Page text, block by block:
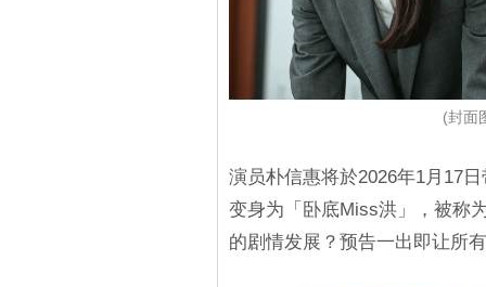
(封面
演员朴信惠将於2026年1月17
变身为「卧底Miss洪」，被称
的剧情发展？预告一出即让所